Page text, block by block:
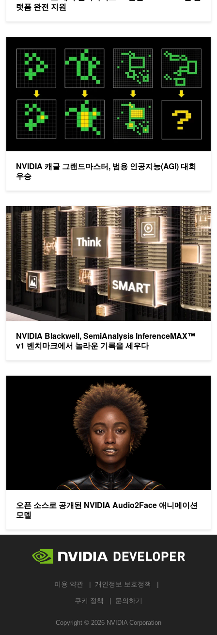
랫폼 완전 지원
NVIDIA 캐글 그랜드마스터, 범용 인공지능(AGI) 대회
우승
NVIDIA Blackwell, SemiAnalysis InferenceMAX™
v1 벤치마크에서 놀라운 기록을 세우다
NVIDIA Blackwell, SemiAnalysis InferenceMAX™ v1 벤치마크에
오픈 소스로 공개된 NVIDIA Audio2Face 애니메이션
모델
오픈 소스로 공개된 NVIDIA Audio2Face 애니메이션 모델
이용 약관 개인정보 보호정책
쿠키 정책 문의하기
Copyright © 2026 NVIDIA Corporation